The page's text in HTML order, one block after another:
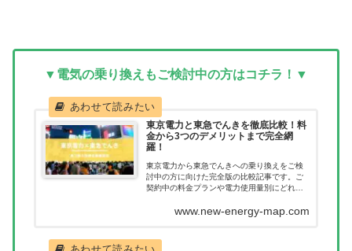
▼電気の乗り換えもご検討中の方はコチラ！▼
東京電力と東急でんきを徹底比較！料
金から3つのデメリットまで完全網
羅！
東京電力から東急でんきへの乗り換えをご検
討中の方に向けた完全版の比較記事です。ご
契約中の料金プランや電力使用量別にどれだ
す。新電力へ乗り換えたあとに料金が高くな
www.new-energy-map.com